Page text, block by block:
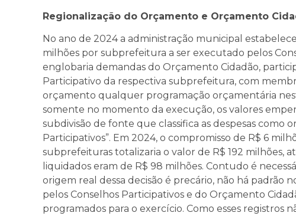
Regionalização do Orçamento e Orçamento
No ano de 2024 a administração municipal
milhões por subprefeitura a ser executado pelos
englobaria demandas do Orçamento Cidadão,
Participativo da respectiva subprefeitura, com
orçamento qualquer programação orçamentária
somente no momento da execução, os valores
subdivisão de fonte que classifica as despesas como
Participativos”. Em 2024, o compromisso de R$ 6
subprefeituras totalizaria o valor de R$ 192 milhões,
liquidados eram de R$ 98 milhões. Contudo é
origem real dessa decisão é precário, não há padrão
pelos Conselhos Participativos e do Orçamento
programados para o exercício. Como esses registros